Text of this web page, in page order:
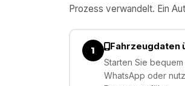
Prozess verwandelt. Ein
1 Fahrzeugdaten
Starten Sie
WhatsApp oder